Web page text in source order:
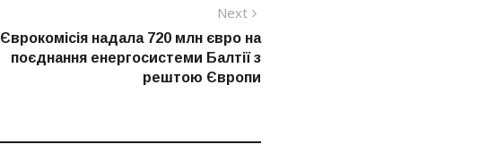
Next
post:
Єврокомісія надала 720 млн євро на
поєднання енергосистеми Балтії з
рештою Європи